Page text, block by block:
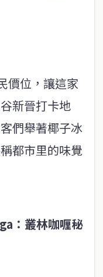
價位，讓這家
新晉打卡地
們舉著椰子冰
都市里的味覺
： 叢林咖喱秘